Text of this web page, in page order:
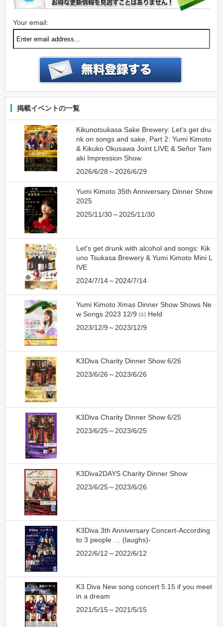
Your email:
掲載イベントの一覧
Kikunotsukasa Sake Brewery: Let's get dru
nk on songs and sake, Part 2: Yumi Kimoto
& Kikuko Okusawa Joint LIVE & Señor Tam
aki Impression Show
2026/6/28～2026/6/29
Yumi Kimoto 35th Anniversary Dinner Show
2025
2025/11/30～2025/11/30
Let's get drunk with alcohol and songs: Kik
uno Tsukasa Brewery & Yumi Kimoto Mini L
IVE
2024/7/14～2024/7/14
Yumi Kimoto Xmas Dinner Show Shows Ne
w Songs 2023 12/9 ㈯ Held
2023/12/9～2023/12/9
K3Diva Charity Dinner Show 6/26
2023/6/26～2023/6/26
K3Diva Charity Dinner Show 6/25
2023/6/25～2023/6/25
K3Diva2DAYS Charity Dinner Show
2023/6/25～2023/6/26
K3Diva 3th Anniversary Concert-According
to 3 people … (laughs)-
2022/6/12～2022/6/12
K3 Diva New song concert 5.15 if you meet
in a dream
2021/5/15～2021/5/15